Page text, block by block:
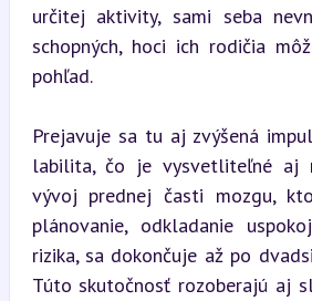
určitej aktivity, sami seba
schopných, hoci ich rodičia
pohľad.
Prejavuje sa tu aj zvýšená
labilita, čo je vysvetliteľné aj
vývoj prednej časti mozgu,
plánovanie, odkladanie
rizika, sa dokončuje až po
Túto skutočnosť rozoberajú aj